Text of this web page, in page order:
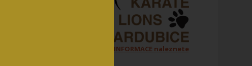
Všechny ORGANIZAČNÍ INFORMACE naleznete